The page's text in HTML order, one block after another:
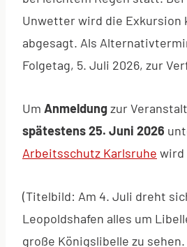
Unwetter wird die Exkursion
abgesagt. Als
Folgetag, 5. Juli 2026, zur
Um Anmeldungzur
spätestens 25. Juni 2026
Arbeitsschutz Karlsruhe wird
(Titelbild: Am 4. Juli dreht
Leopoldshafen alles um
große Königslibelle zu